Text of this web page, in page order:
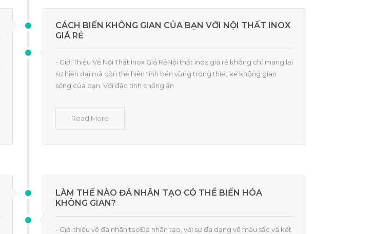
CÁCH BIẾN KHÔNG GIAN CỦA BẠN VỚI NỘI THẤT INOX
GIÁ RẺ
- Giới Thiệu Về Nội Thất Inox Giá RẻNội thất inox giá rẻ không chỉ mang lại
sự hiện đại mà còn thể hiện tính bền vững trong thiết kế không gian
sống của bạn. Với đặc tính chống ăn
Read More
LÀM THẾ NÀO ĐÁ NHÂN TẠO CÓ THỂ BIẾN HÓA
KHÔNG GIAN?
- Giới thiệu về đá nhân tạoĐá nhân tạo, với sự đa dạng về màu sắc và kết